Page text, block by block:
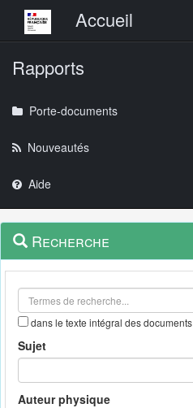
Menu principalAccueil
Rapports
Porte-documents
Nouveautés
Aide
Navigation
outils
Menu
contextuel
Recherche
dans le texte intégral des documents
Sujet
Auteur physique